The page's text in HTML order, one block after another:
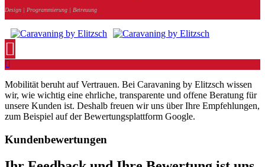
Design | Programmierung | Betreuung
Mobilität beruht auf Vertrauen. Bei Caravaning by Elitzsch wissen
wir, wie wichtig eine ehrliche, transparente und offene Beratung für
unsere Kunden ist. Deshalb freuen wir uns über Ihre Empfehlungen,
zum Beispiel auf der Bewertungsplattform Google.
Kundenbewertungen